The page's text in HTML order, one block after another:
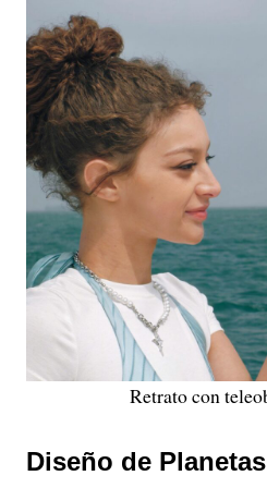
Retrato con
Diseño de